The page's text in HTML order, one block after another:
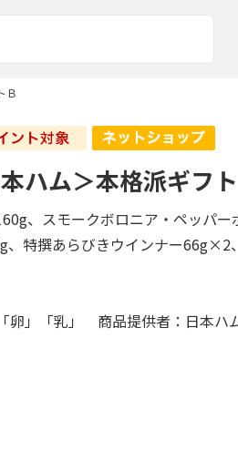
Ｂ
ハム＞本格派ギフ
、スモークボロニア・ペッパ
、特撰あらびきウインナー66g×2
卵」「乳」 商品提供者：日本ハ